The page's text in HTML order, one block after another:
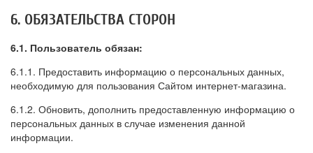
6. ОБЯЗАТЕЛЬСТВА СТОРОН
6.1. Пользователь обязан:
6.1.1. Предоставить информацию о персональных данных,
необходимую для пользования Сайтом интернет-магазина.
6.1.2. Обновить, дополнить предоставленную информацию о
персональных данных в случае изменения данной
информации.